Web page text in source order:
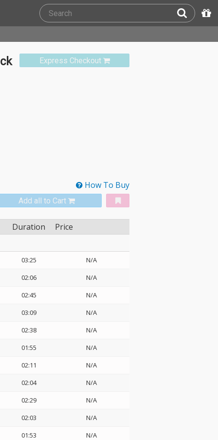
Express Checkout
How To Buy
Add all to Cart
Duration
Price
03:25
N/A
02:06
N/A
02:45
N/A
03:09
N/A
02:38
N/A
01:55
N/A
02:11
N/A
02:04
N/A
02:29
N/A
02:03
N/A
01:53
N/A